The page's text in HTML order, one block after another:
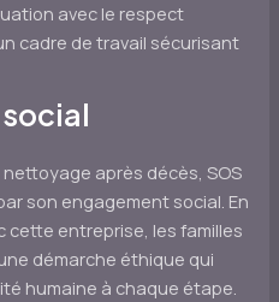
avec le respect
cadre de travail sécurisant
après décès, SOS
son engagement social. En
cette entreprise, les familles
démarche éthique qui
humaine à chaque étape.